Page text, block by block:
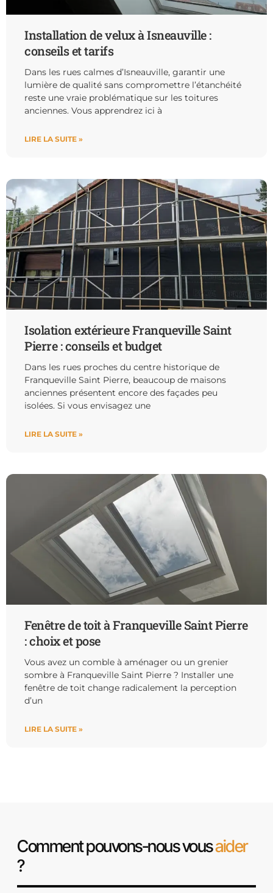
Installation de velux à Isneauville :
conseils et tarifs
Dans les rues calmes d’Isneauville, garantir une
lumière de qualité sans compromettre l’étanchéité
reste une vraie problématique sur les toitures
anciennes. Vous apprendrez ici à
LIRE LA SUITE »
Isolation extérieure Franqueville Saint
Pierre : conseils et budget
Dans les rues proches du centre historique de
Franqueville Saint Pierre, beaucoup de maisons
anciennes présentent encore des façades peu
isolées. Si vous envisagez une
LIRE LA SUITE »
Fenêtre de toit à Franqueville Saint Pierre
: choix et pose
Vous avez un comble à aménager ou un grenier
sombre à Franqueville Saint Pierre ? Installer une
fenêtre de toit change radicalement la perception
d’un
LIRE LA SUITE »
Comment pouvons-nous vousaider
?